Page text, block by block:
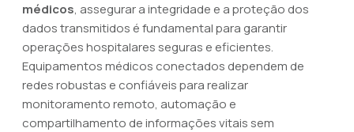
médicos, assegurar a integridade e a proteção dos
dados transmitidos é fundamental para garantir
operações hospitalares seguras e eficientes.
Equipamentos médicos conectados dependem de
redes robustas e confiáveis para realizar
monitoramento remoto, automação e
compartilhamento de informações vitais sem